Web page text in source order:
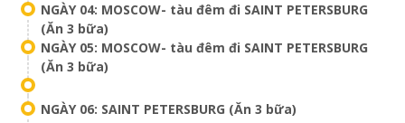
NGÀY 04: MOSCOW- tàu đêm đi SAINT PETERSBURG
(Ăn 3 bữa)
NGÀY 05: MOSCOW- tàu đêm đi SAINT PETERSBURG
(Ăn 3 bữa)
NGÀY 06: SAINT PETERSBURG (Ăn 3 bữa)